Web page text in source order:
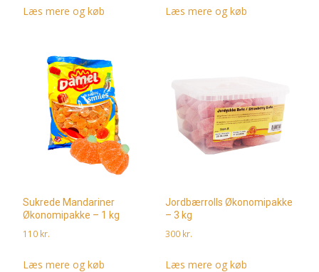
Læs mere og køb Læs mere og køb
Sukrede Mandariner
Økonomipakke – 1 kg
110 kr.
Læs mere og køb
Jordbærrolls Økonomipakke
– 3 kg
300 kr.
Læs mere og køb